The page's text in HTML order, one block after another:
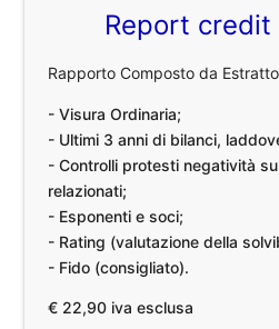
Report
Rapporto Composto da
- Visura Ordinaria;
- Ultimi 3 anni di bilanci,
- Controlli protesti negatività
relazionati;
- Esponenti e soci;
- Rating (valutazione della
- Fido (consigliato).
€ 22,90 iva esclusa